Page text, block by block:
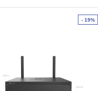
- 19%